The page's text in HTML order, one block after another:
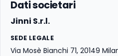
Dati societari
Jinni S.r.l.
SEDE LEGALE
Via Mosè Bianchi 71, 20149